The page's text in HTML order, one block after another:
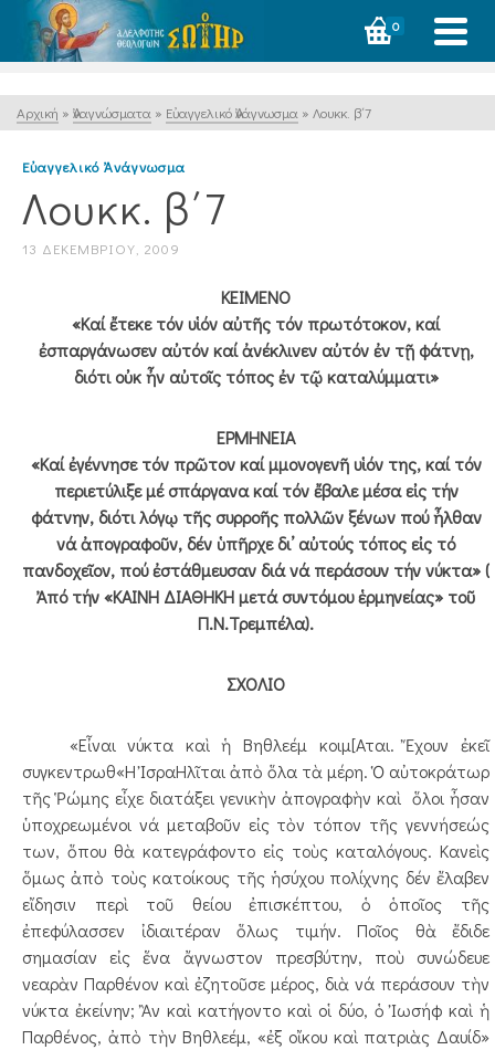
0
Αρχική » Ἀναγνώσματα » Εὐαγγελικό Ἀνάγνωσμα » Λουκκ. β΄7
Εὐαγγελικό Ἀνάγνωσμα
Λουκκ. β΄7
13 ΔΕΚΕΜΒΡΊΟΥ, 2009
ΚΕΙΜΕΝΟ
«Καί ἔτεκε τόν υἱόν αὐτῆς τόν πρωτότοκον, καί
ἐσπαργάνωσεν αὐτόν καί ἀνέκλινεν αὐτόν ἐν τῇ φάτνῃ,
διότι οὐκ ἦν αὐτοῖς τόπος ἐν τῷ καταλύμματι»
ΕΡΜΗΝΕΙΑ
«Καί ἐγέννησε τόν πρῶτον καί μμονογενῆ υἱόν της, καί τόν
περιετύλιξε μέ σπάργανα καί τόν ἔβαλε μέσα εἰς τήν
φάτνην, διότι λόγῳ τῆς συρροῆς πολλῶν ξένων πού ἦλθαν
νά ἀπογραφοῦν, δέν ὑπῆρχε δι’ αὐτούς τόπος εἰς τό
πανδοχεῖον, πού ἐστάθμευσαν διά νά περάσουν τήν νύκτα» (
Ἀπό τήν «ΚΑΙΝΗ ΔΙΑΘΗΚΗ μετά συντόμου ἑρμηνείας» τοῦ
Π.Ν.Τρεμπέλα).
ΣΧΟΛΙΟ
«Εἶναι νύκτα καὶ ἡ Βηθλεέμ κοιμ[Αται. Ἔχουν ἐκεῖ
συγκεντρωθ«Η ἸσραΗλῖται ἀπὸ ὅλα τὰ μέρη. Ὁ αὐτοκράτωρ
τῆς Ῥώμης εἶχε διατάξει γενικὴν ἀπογραφὴν καὶ ὅλοι ἦσαν
ὑποχρεωμένοι νά μεταβοῦν εἰς τὸν τόπον τῆς γεννήσεώς
των, ὅπου θὰ κατεγράφοντο εἰς τοὺς καταλόγους. Κανεὶς
ὅμως ἀπὸ τοὺς κατοίκους τῆς ἡσύχου πολίχνης δέν ἔλαβεν
εἴδησιν περὶ τοῦ θείου ἐπισκέπτου, ὁ ὁποῖος τῆς
ἐπεφύλασσεν ἰδιαιτέραν ὅλως τιμήν. Ποῖος θὰ ἔδιδε
σημασίαν εἰς ἕνα ἄγνωστον πρεσβύτην, ποὺ συνώδευε
νεαρὰν Παρθένον καὶ ἐζητοῦσε μέρος, διὰ νά περάσουν τὴν
νύκτα ἐκείνην; Ἂν καὶ κατήγοντο καὶ οἱ δύο, ὁ Ἰωσήφ καὶ ἡ
Παρθένος, ἀπὸ τὴν Βηθλεέμ, «ἐξ οἴκου καὶ πατριὰς Δαυίδ»